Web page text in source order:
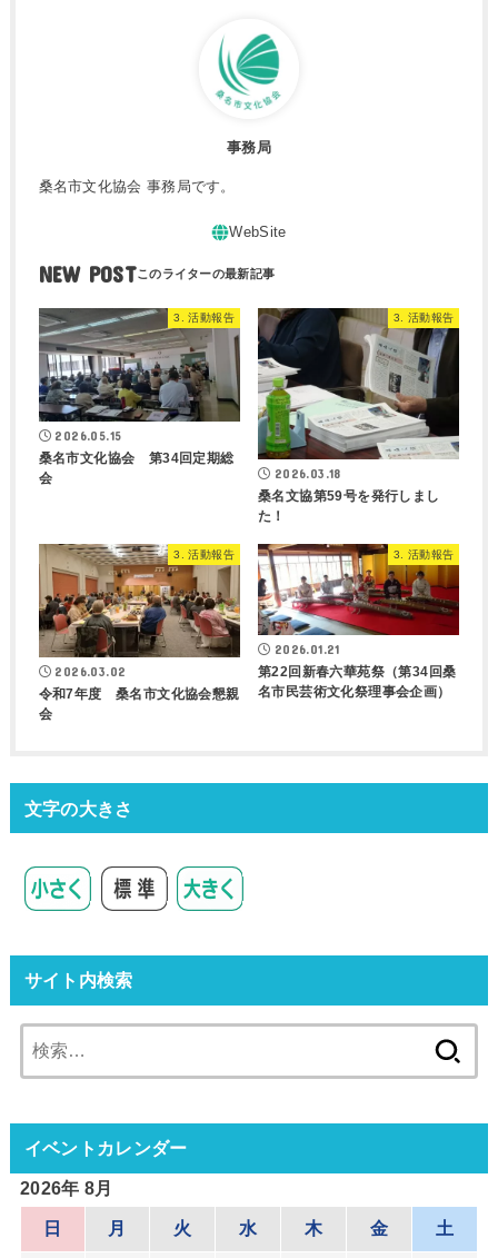
事務局
桑名市文化協会 事務局です。
NEW POST
3. 活動報告
2026.05.15
桑名市文化協会 第34回定期総
会
3. 活動報告
2026.03.18
桑名文協第59号を発行しまし
た！
3. 活動報告
2026.03.02
令和7年度 桑名市文化協会懇親
会
3. 活動報告
2026.01.21
第22回新春六華苑祭（第34回桑
名市民芸術文化祭理事会企画）
文字の大きさ
サイト内検索
索:
イベントカレンダー
2026年 8月
日 月 火 水 木 金 土